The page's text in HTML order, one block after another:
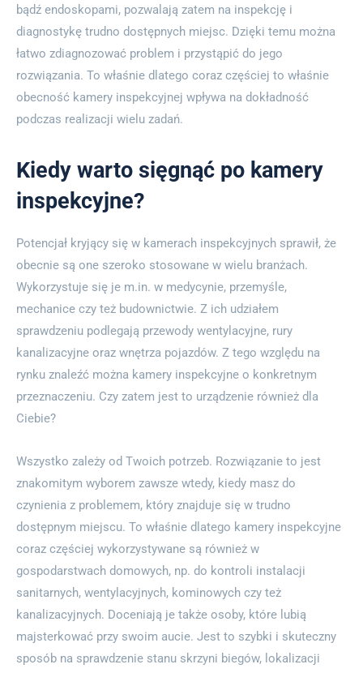
bądź endoskopami, pozwalają zatem na inspekcję i
diagnostykę trudno dostępnych miejsc. Dzięki temu można
łatwo zdiagnozować problem i przystąpić do jego
rozwiązania. To właśnie dlatego coraz częściej to właśnie
obecność kamery inspekcyjnej wpływa na dokładność
podczas realizacji wielu zadań.
Kiedy warto sięgnąć po kamery
inspekcyjne?
Potencjał kryjący się w kamerach inspekcyjnych sprawił, że
obecnie są one szeroko stosowane w wielu branżach.
Wykorzystuje się je m.in. w medycynie, przemyśle,
mechanice czy też budownictwie. Z ich udziałem
sprawdzeniu podlegają przewody wentylacyjne, rury
kanalizacyjne oraz wnętrza pojazdów. Z tego względu na
rynku znaleźć można kamery inspekcyjne o konkretnym
przeznaczeniu. Czy zatem jest to urządzenie również dla
Ciebie?
Wszystko zależy od Twoich potrzeb. Rozwiązanie to jest
znakomitym wyborem zawsze wtedy, kiedy masz do
czynienia z problemem, który znajduje się w trudno
dostępnym miejscu. To właśnie dlatego kamery inspekcyjne
coraz częściej wykorzystywane są również w
gospodarstwach domowych, np. do kontroli instalacji
sanitarnych, wentylacyjnych, kominowych czy też
kanalizacyjnych. Doceniają je także osoby, które lubią
majsterkować przy swoim aucie. Jest to szybki i skuteczny
sposób na sprawdzenie stanu skrzyni biegów, lokalizacji